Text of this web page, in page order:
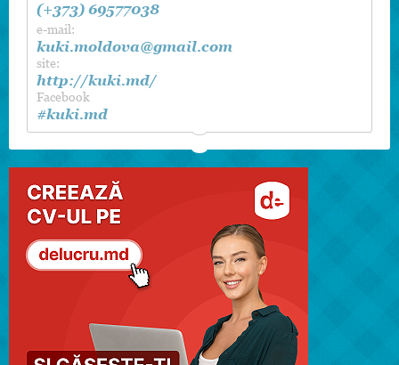
(+373) 69577038
e-mail:
kuki.moldova@gmail.com
site:
http://kuki.md/
Facebook
#kuki.md